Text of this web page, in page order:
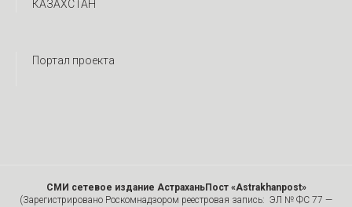
КАЗАХСТАН
Портал проекта
СМИ сетевое издание АстраханьПост «Astrakhanpost»
(Зарегистрировано Роскомнадзором реестровая запись: ЭЛ № ФС 77 —